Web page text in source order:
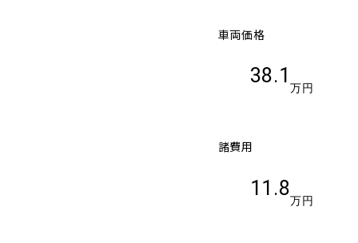
車両価格
38.1
万円
諸費用
11.8
万円